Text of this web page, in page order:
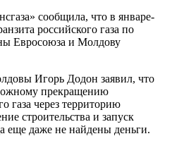
сообщила, что в январе-
российского газа по
Евросоюза и Молдову
Игорь Додон заявил, что
прекращению
газа через территорию
строительства и запуск
еще даже не найдены деньги.